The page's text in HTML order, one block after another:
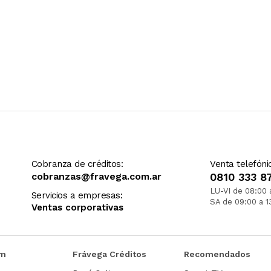
Cobranza de créditos:
cobranzas@fravega.com.ar
Servicios a empresas:
Ventas corporativas
Venta
0810 333
LU-VI de 08:00
SA de 09:00 a
Frávega Créditos
Recomendados